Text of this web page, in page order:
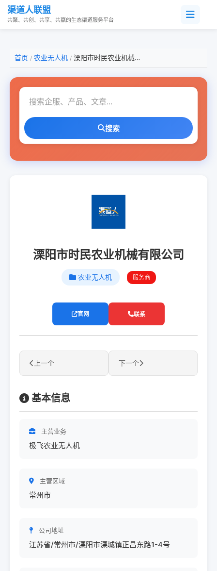
渠道人联盟
共聚、共创、共享、共赢的生态渠道服务平台
首页 / 农业无人机 / 溧阳市时民农业机械有限公司
搜索
溧阳市时民农业机械有限公司
农业无人机 服务商
官网 联系
上一个 下一个
基本信息
主营业务
极飞农业无人机
主营区域
常州市
公司地址
江苏省/常州市/溧阳市溧城镇正昌东路1-4号